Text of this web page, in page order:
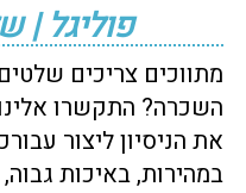
פוליגל |
מתווכים צריכים
השכרה? התקשרו
את הניסיון ליצור
במהירות, באיכות